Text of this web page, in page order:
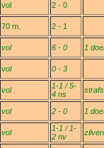
vol
2 - 0
70 m.
2 - 1
vol 6 - 0
1
vol
0 - 3
vol
1-1 / 5-
4 ns
vol 2 - 0
1
vol
1-1 / 1-
2 nv